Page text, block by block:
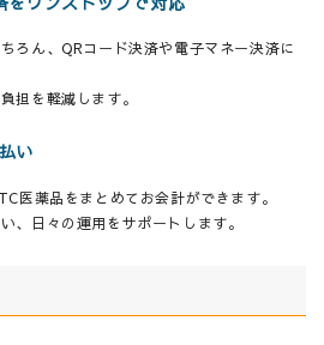
ろん、QRコード決済や電子マネー決済に
担を軽減します。
い
医薬品をまとめてお会計ができます。
、日々の運用をサポートします。